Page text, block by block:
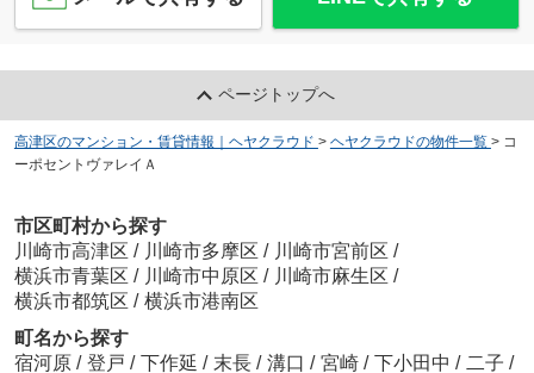
ページトップへ
高津区のマンション・賃貸情報｜ヘヤクラウド > ヘヤクラウドの物件一覧 > コ
ーポセントヴァレイＡ
市区町村から探す
川崎市高津区 / 川崎市多摩区 / 川崎市宮前区 /
横浜市青葉区 / 川崎市中原区 / 川崎市麻生区 /
横浜市都筑区 / 横浜市港南区
町名から探す
宿河原 / 登戸 / 下作延 / 末長 / 溝口 / 宮崎 / 下小田中 / 二子 /